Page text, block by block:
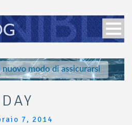
DAY
7, 2014